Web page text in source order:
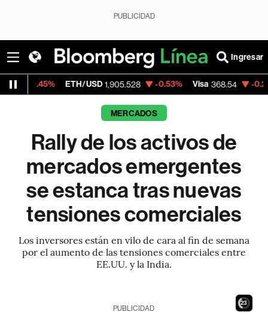
PUBLICIDAD
Ingresar
ETH/USD 1,905.528 -0.53% Visa 368.54 -0.28%
MERCADOS
Rally de los activos de
mercados emergentes
se estanca tras nuevas
tensiones comerciales
Los inversores están en vilo de cara al fin de semana
por el aumento de las tensiones comerciales entre
EE.UU. y la India.
21
PUBLICIDAD